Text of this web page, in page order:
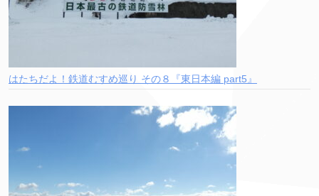
はたちだよ！鉄道むすめ巡り その８『東日本編 part5』